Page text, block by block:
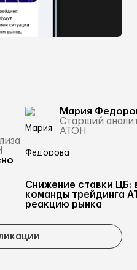
Мария
Старший
АТОН
Снижение ставки ЦБ:
команды трейдинга
реакцию рынка